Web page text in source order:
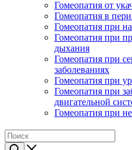
Гомеопатия от
Гомеопатия в
Гомеопатия при
Гомеопатия при
дыхания
Гомеопатия при
заболеваниях
Гомеопатия при
Гомеопатия при
двигательной
Гомеопатия при